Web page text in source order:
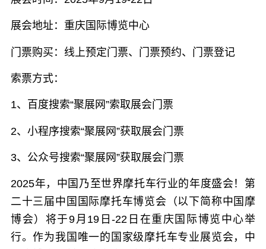
展会地址：重庆国际博览中心
门票购买：线上预定门票、门票预约、门票登记
索票方式：
1、百度搜索“聚展网”索取展会门票
2、小程序搜索“聚展网”获取展会门票
3、公众号搜索“聚展网”获取展会门票
2025年，中国乃至世界摩托车行业的年度盛会！第
二十三届中国国际摩托车博览会（以下简称中国摩
博会）将于9月19日-22日在重庆国际博览中心举
行。作为我国唯一的国家级摩托车专业展览会，中